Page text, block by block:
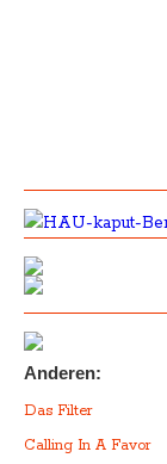
Anderen:
Das Filter
Calling In A Favor